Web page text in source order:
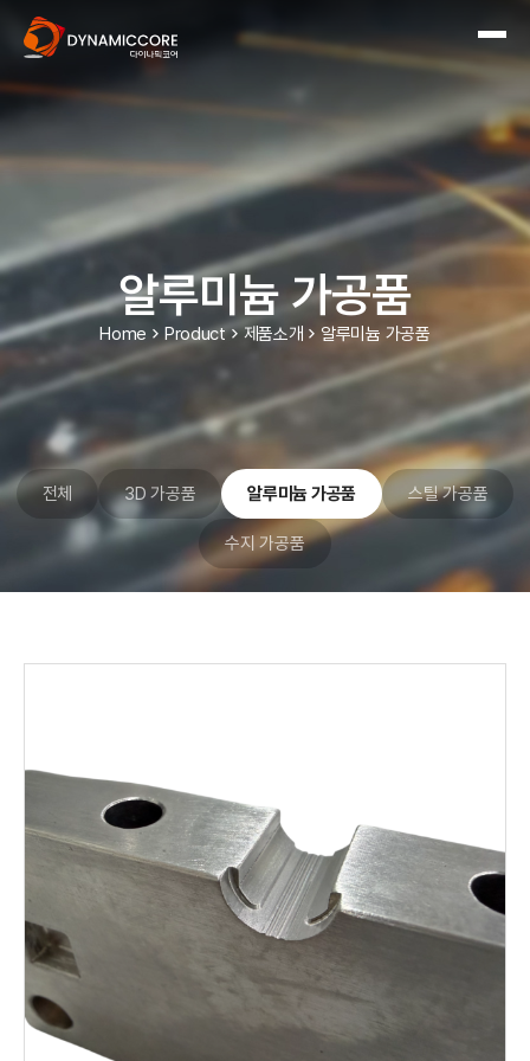
알루미늄 가공품
Home Product 제품소개 알루미늄 가공품
전체 3D 가공품 알루미늄 가공품 스틸 가공품
수지 가공품